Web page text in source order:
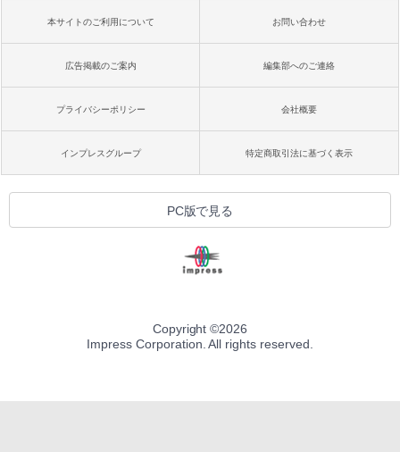
本サイトのご利用について お問い合わせ
広告掲載のご案内 編集部へのご連絡
プライバシーポリシー 会社概要
インプレスグループ 特定商取引法に基づく表示
PC版で見る
Copyright ©2026
Impress Corporation. All rights reserved.